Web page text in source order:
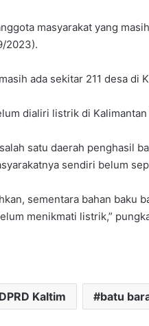
masyarakat yang
2023).
ada sekitar 211 desa
dialiri listrik di
satu daerah penghasil
sendiri belum
sementara bahan baku
menikmati listrik,”
Kaltim batu